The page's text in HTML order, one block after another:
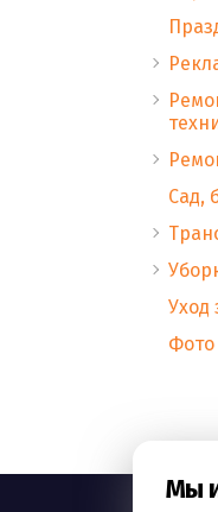
Сад,
Уход
Фото
Мы